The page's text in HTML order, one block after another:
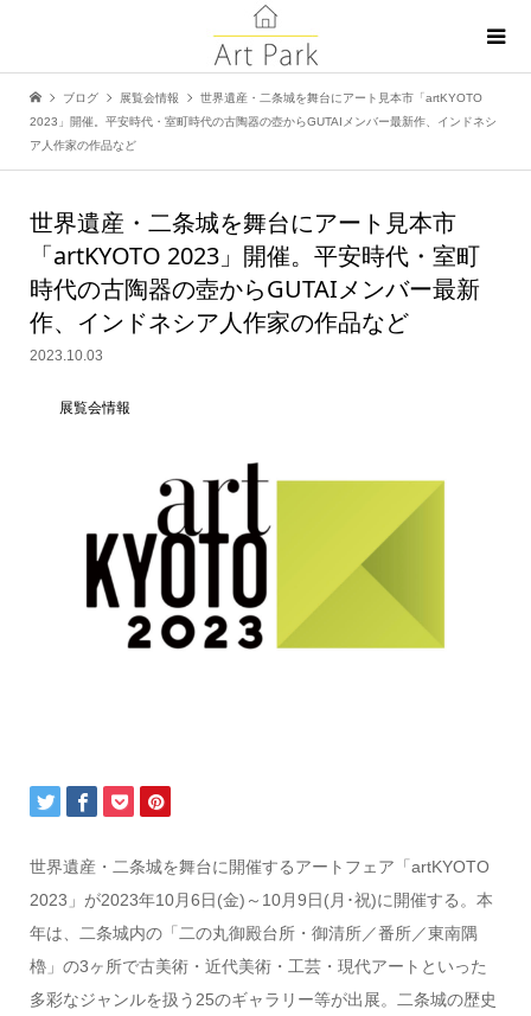
ブログ 展覧会情報
世界遺産・二条城を舞台にアート見本市「artKYOTO
2023」開催。平安時代・室町時代の古陶器の壺からGUTAIメンバー最新作、インドネシ
ア人作家の作品など
世界遺産・二条城を舞台にアート見本市
「artKYOTO 2023」開催。平安時代・室町
時代の古陶器の壺からGUTAIメンバー最新
作、インドネシア人作家の作品など
2023.10.03
展覧会情報
世界遺産・二条城を舞台に開催するアートフェア「artKYOTO
2023」が2023年10月6日(金)～10月9日(月･祝)に開催する。本
年は、二条城内の「二の丸御殿台所・御清所／番所／東南隅
櫓」の3ヶ所で古美術・近代美術・工芸・現代アートといった
多彩なジャンルを扱う25のギャラリー等が出展。二条城の歴史